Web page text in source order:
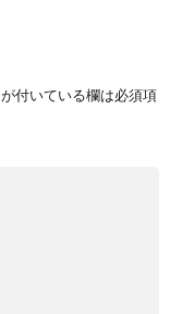
が付いている欄は必須項